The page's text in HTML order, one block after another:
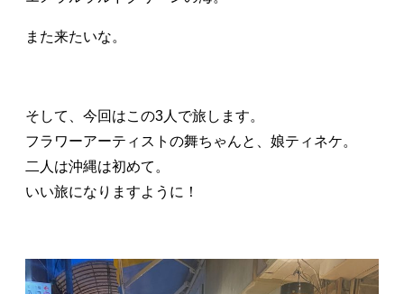
また来たいな。
そして、今回はこの3人で旅します。
フラワーアーティストの舞ちゃんと、娘ティネケ。
二人は沖縄は初めて。
いい旅になりますように！